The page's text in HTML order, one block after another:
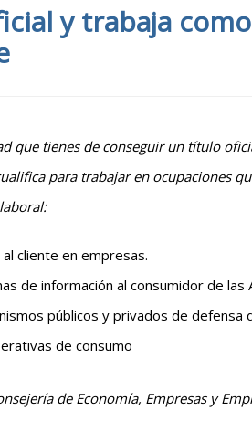
y trabaja
que tienes de conseguir un título
para trabajar en ocupaciones
cliente en empresas.
de información al consumidor de las
públicos y privados de defensa
de consumo
de Economía, Empresas y